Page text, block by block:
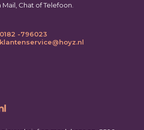
Mail, Chat of Telefoon.
0182 -796023
klantenservice@hoyz.nl